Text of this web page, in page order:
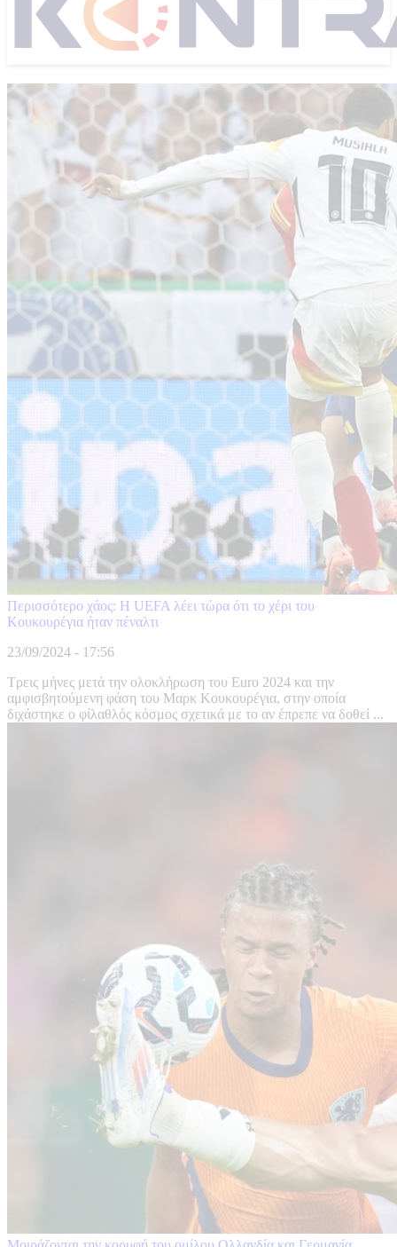
Περισσότερο χάος: Η UEFA λέει τώρα ότι το χέρι του
Κουκουρέγια ήταν πέναλτι
23/09/2024 - 17:56
Τρεις μήνες μετά την ολοκλήρωση του Euro 2024 και την
αμφισβητούμενη φάση του Μαρκ Κουκουρέγια, στην οποία
διχάστηκε ο φίλαθλός κόσμος σχετικά με το αν έπρεπε να δοθεί ...